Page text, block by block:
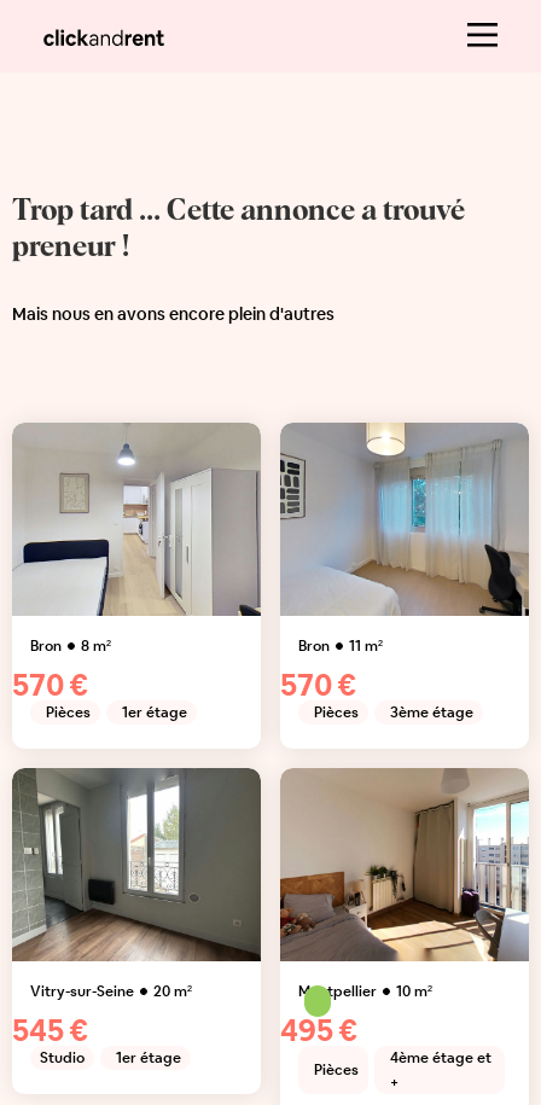
Trop tard ... Cette annonce a trouvé
preneur !
Mais nous en avons encore plein d'autres
Bron 8m²
570 €
Pièces 1er étage
Bron 11 m²
570 €
Pièces 3ème étage
Vitry-sur-Seine 20m²
545 €
Studio 1er étage
Montpellier 10m²
495 €
Pièces
4ème étage et
+